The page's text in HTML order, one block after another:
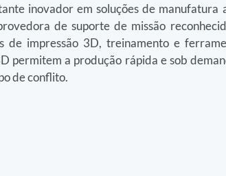
inovador em soluções de
de suporte de missão
de impressão 3D, treinamento e
permitem a produção rápida e sob
de conflito.